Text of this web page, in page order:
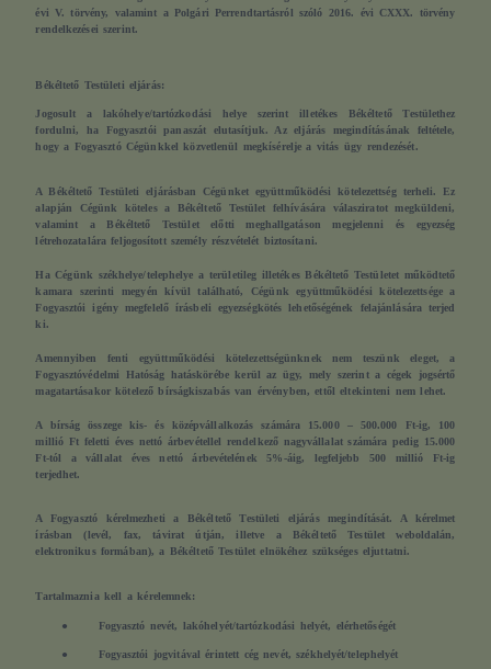
évi V. törvény, valamint a Polgári Perrendtartásról szóló 2016. évi CXXX. törvény
rendelkezései szerint.
Békéltető Testületi eljárás:
Jogosult a lakóhelye/tartózkodási helye szerint illetékes Békéltető Testülethez
fordulni, ha Fogyasztói panaszát elutasítjuk. Az eljárás megindításának feltétele,
hogy a Fogyasztó Cégünkkel közvetlenül megkísérelje a vitás ügy rendezését.
A Békéltető Testületi eljárásban Cégünket együttműködési kötelezettség terheli. Ez
alapján Cégünk köteles a Békéltető Testület felhívására válasziratot megküldeni,
valamint a Békéltető Testület előtti meghallgatásonmegjelenni és
egyezség
létrehozatalára feljogosított személy részvételét biztosítani.
Ha Cégünk székhelye/telephelye a területileg illetékes Békéltető Testületet működtető
kamara szerinti megyén kívül található, Cégünk együttműködési kötelezettsége a
Fogyasztói igény megfelelő írásbeli egyezségkötés lehetőségének felajánlására terjed
ki.
Amennyiben fenti együttműködési kötelezettségünknek nem teszünk eleget, a
Fogyasztóvédelmi Hatóság hatáskörébe kerül az ügy, mely szerint a cégek jogsértő
magatartásakorkötelező bírságkiszabásvan érvényben, ettől eltekinteni nem lehet.
A bírság összege kis- és középvállalkozás számára 15.000 – 500.000 Ft-ig, 100
millió Ft feletti éves nettó árbevétellel rendelkező nagyvállalat számára pedig 15.000
Ft-tól a vállalat éves nettó árbevételének 5%-áig, legfeljebb 500 millió Ft-ig
terjedhet.
A Fogyasztó kérelmezheti a Békéltető Testületi eljárás megindítását. A kérelmet
írásban (levél, fax, távirat útján, illetve a Békéltető Testület weboldalán,
elektronikus formában), a Békéltető Testület elnökéhez szükséges eljuttatni.
Tartalmaznia kell a kérelemnek:
● Fogyasztó nevét, lakóhelyét/tartózkodási helyét, elérhetőségét
● Fogyasztói jogvitával érintett cég nevét, székhelyét/telephelyét